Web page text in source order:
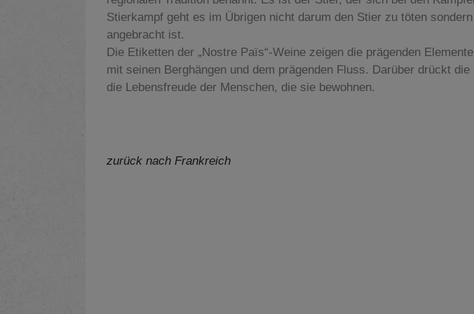
Stierkampf geht es im Übrigen nicht darum den Stier zu töten
angebracht ist.
Die Etiketten der „Nostre Païs“-Weine zeigen die prägenden
mit seinen Berghängen und dem prägenden Fluss. Darüber drückt
die Lebensfreude der Menschen, die sie bewohnen.
zurück nach Frankreich